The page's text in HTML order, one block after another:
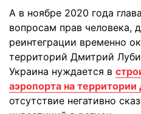
А в ноябре 2020 года
вопросам прав человека,
реинтеграции временно
территорий Дмитрий
Украина нуждается в
аэропорта на территории
отсутствие негативно